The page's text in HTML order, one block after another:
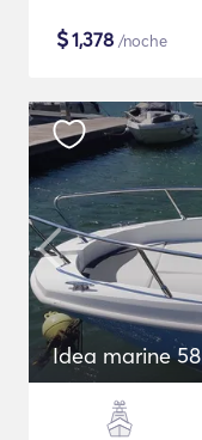
$1,378 /noche
Idea marine 58